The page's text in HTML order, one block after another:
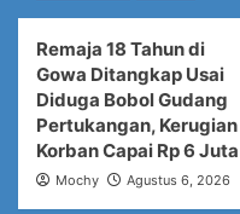
Remaja 18 Tahun di
Gowa Ditangkap Usai
Diduga Bobol Gudang
Pertukangan, Kerugian
Korban Capai Rp 6 Juta
Mochy Agustus 6, 2026